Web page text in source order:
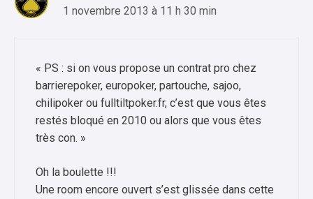
1 novembre 2013 à 11 h 30 min
« PS : si on vous propose un contrat pro chez
barrierepoker, europoker, partouche, sajoo,
chilipoker ou fulltiltpoker.fr, c’est que vous êtes
restés bloqué en 2010 ou alors que vous êtes
très con. »
Oh la boulette !!!
Une room encore ouvert s’est glissée dans cette